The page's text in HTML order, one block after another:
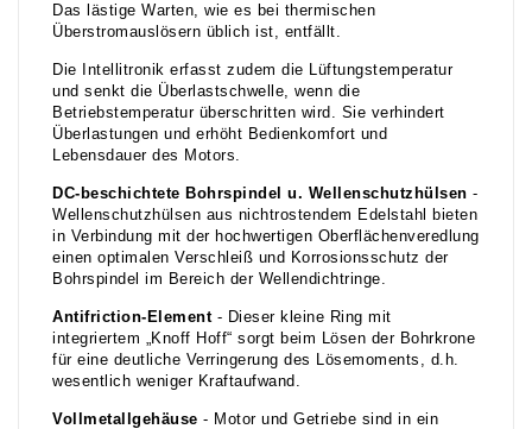
Das lästige Warten, wie es bei thermischen
Überstromauslösern üblich ist, entfällt.
Die Intellitronik erfasst zudem die Lüftungstemperatur
und senkt die Überlastschwelle, wenn die
Betriebstemperatur überschritten wird. Sie verhindert
Überlastungen und erhöht Bedienkomfort und
Lebensdauer des Motors.
DC-beschichtete Bohrspindel u. Wellenschutzhülsen -
Wellenschutzhülsen aus nichtrostendem Edelstahl bieten
in Verbindung mit der hochwertigen Oberflächenveredlung
einen optimalen Verschleiß und Korrosionsschutz der
Bohrspindel im Bereich der Wellendichtringe.
Antifriction-Element - Dieser kleine Ring mit
integriertem „Knoff Hoff“ sorgt beim Lösen der Bohrkrone
für eine deutliche Verringerung des Lösemoments, d.h.
wesentlich weniger Kraftaufwand.
Vollmetallgehäuse - Motor und Getriebe sind in ein